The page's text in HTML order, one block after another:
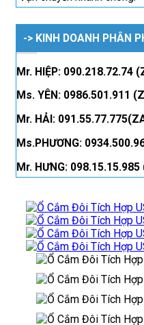
-> KINH DOANH PHÂN
Mr. HIỆP: 090.218.72.74
Ms. YÊN: 0986.501.911
Mr. HẢI:
Ms.PHƯƠNG:
Mr. HƯNG: